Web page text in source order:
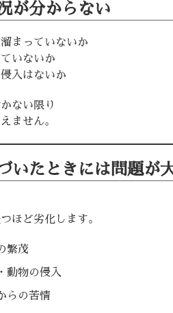
が分からない
まっていないか
いないか
入はないか
ない限り
ません。
いたときには問題が
ほど劣化します。
繁茂
動物の侵入
らの苦情